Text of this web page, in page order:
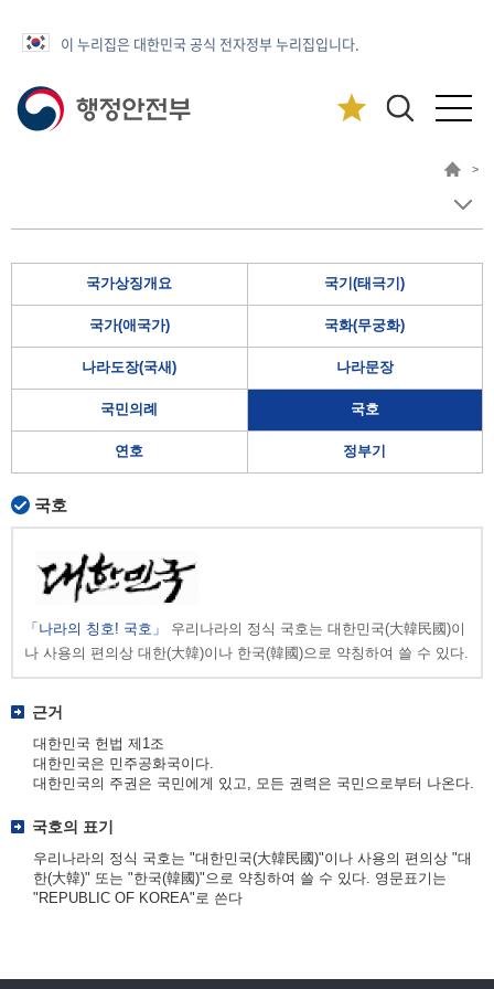
이 누리집은 대한민국 공식 전자정부 누리집입니다.
>
국가상징개요 국기(태극기)
국가(애국가) 국화(무궁화)
나라도장(국새) 나라문장
국민의례 국호
연호 정부기
국호
「나라의 칭호! 국호」
우리나라의 정식 국호는 대한민국(大韓民國)이
나 사용의 편의상 대한(大韓)이나 한국(韓國)으로 약칭하여 쓸 수 있다.
근거
대한민국 헌법 제1조
대한민국은 민주공화국이다.
대한민국의 주권은 국민에게 있고, 모든 권력은 국민으로부터 나온다.
국호의 표기
우리나라의 정식 국호는 "대한민국(大韓民國)"이나 사용의 편의상 "대
한(大韓)" 또는 "한국(韓國)"으로 약칭하여 쓸 수 있다. 영문표기는
"REPUBLIC OF KOREA"로 쓴다